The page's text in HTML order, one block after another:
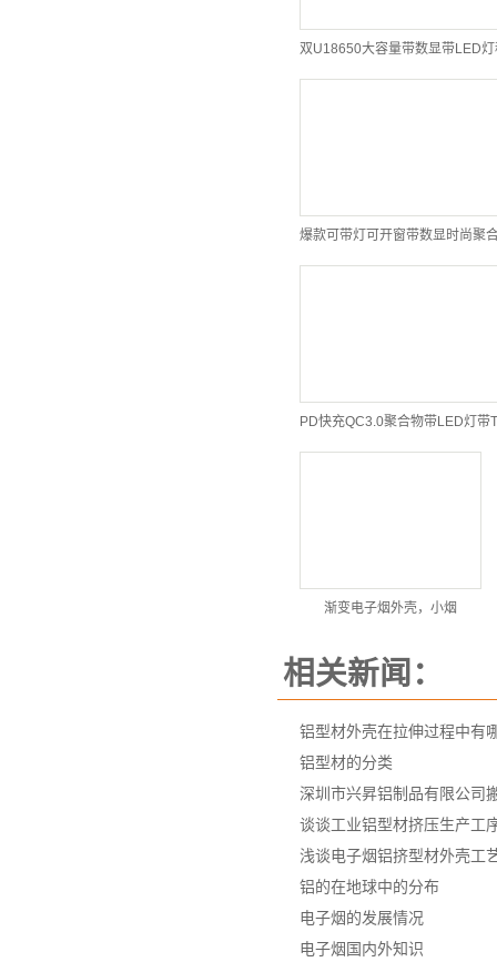
渐变电子烟外壳，小烟
相关新闻：
铝型材外壳在拉伸过程中有
铝型材的分类
深圳市兴昇铝制品有限公司
谈谈工业铝型材挤压生产工
浅谈电子烟铝挤型材外壳工
铝的在地球中的分布
电子烟的发展情况
电子烟国内外知识